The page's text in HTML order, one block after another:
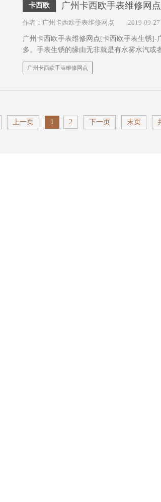
卡西欧 广州卡西欧手表维修网点
作者：广州卡西欧手表维修网点 2019-09-
广州卡西欧手表维修网点[卡西欧手表生锈]-
多。手表生锈的缘由无非就是有水雾水汽或
表进水生锈了怎样办呢？下面小编就来给大
广州卡西欧手表维修网点
上一页 1 2 下一页 末页